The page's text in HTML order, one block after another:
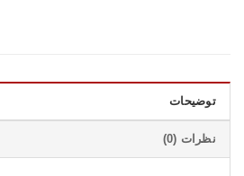
توضیحات
نظرات (0)